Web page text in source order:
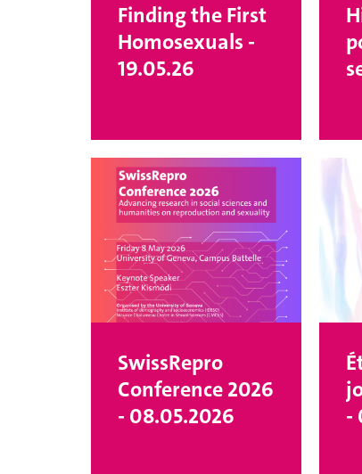
Finding the First
Homosexuals -
19.05.26
SwissRepro
Conference 2026
- 08.05.2026
-